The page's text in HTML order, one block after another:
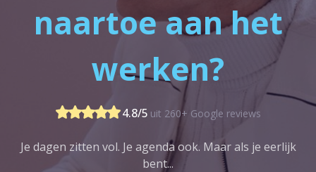
naartoe aan het
werken?
4.8/5 uit 260+ Google reviews
Je dagen zitten vol. Je agenda ook. Maar als je eerlijk
bent...